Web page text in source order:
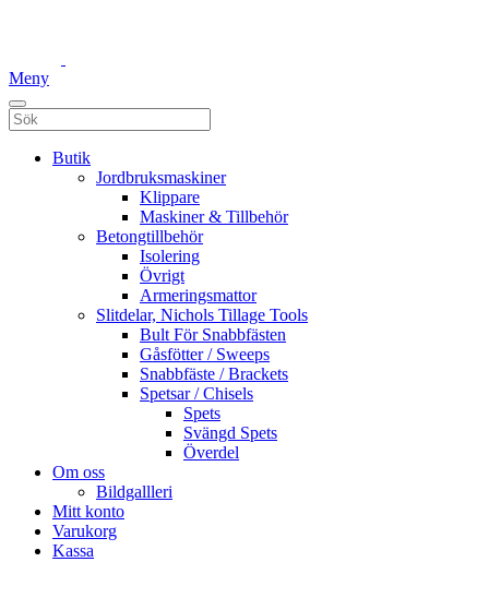
Meny
Butik
Jordbruksmaskiner
Klippare
Maskiner & Tillbehör
Betongtillbehör
Isolering
Övrigt
Armeringsmattor
Slitdelar, Nichols Tillage Tools
Bult För Snabbfästen
Gåsfötter / Sweeps
Snabbfäste / Brackets
Spetsar / Chisels
Spets
Svängd Spets
Överdel
Om oss
Bildgallleri
Mitt konto
Varukorg
Kassa